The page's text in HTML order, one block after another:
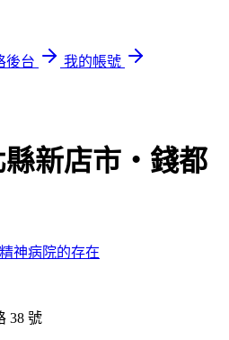
後台
我的帳號
縣新店市‧錢都
精神病院的存在
38 號